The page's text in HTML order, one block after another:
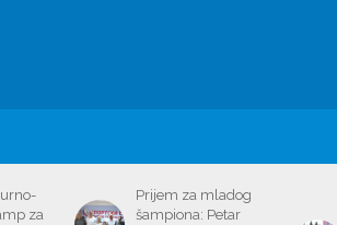
za
Prijem za mladog
šampiona: Petar